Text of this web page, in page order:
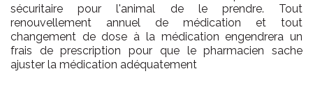
sécuritaire pour l'animal de le prendre. Tout
renouvellement annuel de médication et tout
changement de dose à la médication engendrera un
frais de prescription pour que le pharmacien sache
ajuster la médication adéquatement